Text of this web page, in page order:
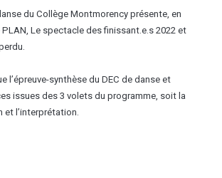
du Collège Montmorency présente, en
Le spectacle des finissant.e.s 2022 et
l’épreuve-synthèse du DEC de danse et
issues des 3 volets du programme, soit la
l’interprétation.